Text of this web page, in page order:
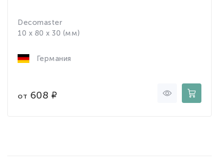
Decomaster
10 x 80 x 30 (мм)
Германия
от 608